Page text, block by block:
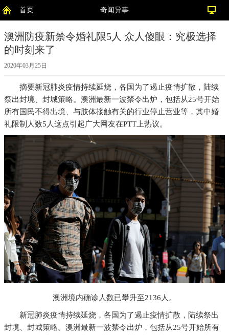
首页 奇闻异事
澳洲防疫新禁令婚礼限5人 众人傻眼：究极选择
的时刻来了
2020年03月25日
摘要新冠肺炎疫情持续延烧，各国为了遏止疫情扩散，陆续
祭出封境、封城策略。澳洲最新一波禁令出炉，包括从25号开始
所有国民不得出境、与肢体接触有关的行业停止营业等，其中婚
礼限制人数5人这点引起广大网友在PTT上热议。
澳洲境内确诊人数已攀升至2136人。
新冠肺炎疫情持续延烧，各国为了遏止疫情扩散，陆续祭出
封境、封城策略。澳洲最新一波禁令出炉，包括从25号开始所有